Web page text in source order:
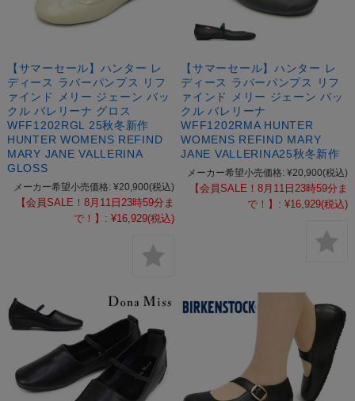
【サマーセール】ハンター レ
ディース ラバーパンプス リフ
ァインド メリー ジェーン バッ
クル バレリーナ グロス
WFF1202RGL 25秋冬新作
HUNTER WOMENS REFIND
MARY JANE VALLERINA
GLOSS
メーカー希望小売価格: ¥20,900(税込)
【会員SALE！8月11日23時59分ま
で！】: ¥16,929(税込)
【サマーセール】ハンター レ
ディース ラバーパンプス リフ
ァインド メリー ジェーン バッ
クル バレリーナ
WFF1202RMA HUNTER
WOMENS REFIND MARY
JANE VALLERINA25秋冬新作
メーカー希望小売価格: ¥20,900(税込)
【会員SALE！8月11日23時59分ま
で！】: ¥16,929(税込)